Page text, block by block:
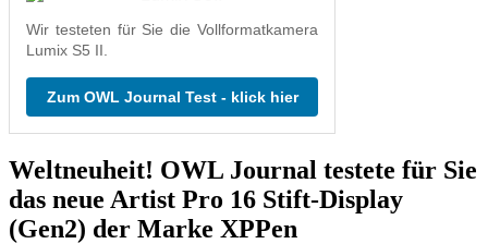
Wir testeten für Sie die Vollformatkamera
Lumix S5 II.
Zum OWL Journal Test - klick hier
Weltneuheit! OWL Journal testete für Sie
das neue Artist Pro 16 Stift-Display
(Gen2) der Marke XPPen